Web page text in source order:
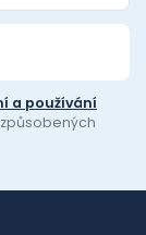
a používání